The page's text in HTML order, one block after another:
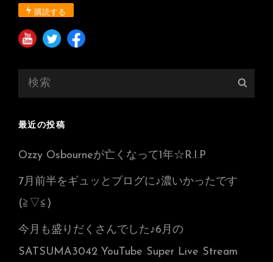
購読する
最近の投稿
Ozzy Osbourneが亡くなって1年☆R.I.P
7月前半をギュッとブログに♪濃いかったです
(≧▽≦)
今月も盛りだくさんでした♪6月の
SATSUMA3042 YouTube Super Live Stream